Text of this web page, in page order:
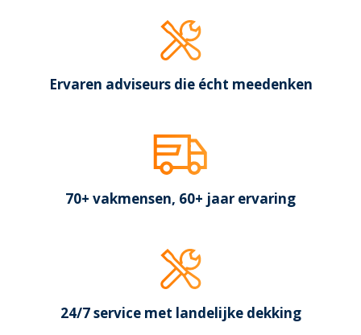
Ervaren adviseurs die écht meedenken
70+ vakmensen, 60+ jaar ervaring
24/7 service met landelijke dekking